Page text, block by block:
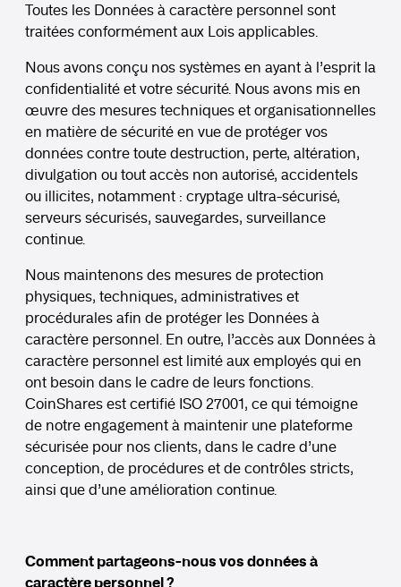
Toutes les Données à caractère personnel sont
traitées conformément aux Lois applicables.
Nous avons conçu nos systèmes en ayant à l’esprit la
confidentialité et votre sécurité. Nous avons mis en
œuvre des mesures techniques et organisationnelles
en matière de sécurité en vue de protéger vos
données contre toute destruction, perte, altération,
divulgation ou tout accès non autorisé, accidentels
ou illicites, notamment : cryptage ultra-sécurisé,
serveurs sécurisés, sauvegardes, surveillance
continue.
Nous maintenons des mesures de protection
physiques, techniques, administratives et
procédurales afin de protéger les Données à
caractère personnel. En outre, l’accès aux Données à
caractère personnel est limité aux employés qui en
ont besoin dans le cadre de leurs fonctions.
CoinShares est certifié ISO 27001, ce qui témoigne
de notre engagement à maintenir une plateforme
sécurisée pour nos clients, dans le cadre d’une
conception, de procédures et de contrôles stricts,
ainsi que d’une amélioration continue.
Comment partageons-nous vos données à
caractère personnel ?